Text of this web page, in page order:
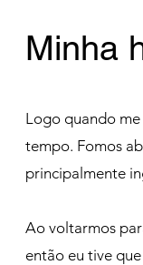
Minha
Logo quando
tempo. Fomos
principalmente
Ao voltarmos
então eu tive